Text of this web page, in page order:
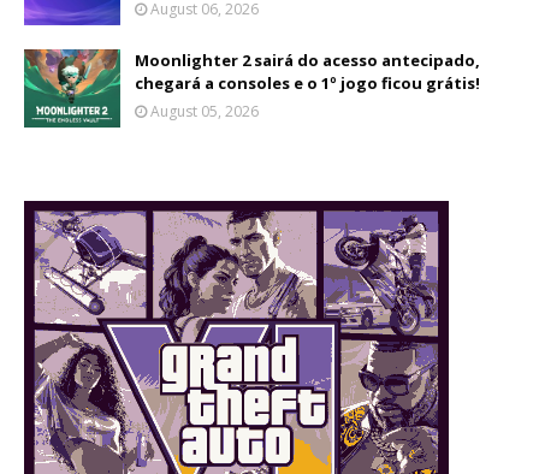
August 06, 2026
Moonlighter 2 sairá do acesso antecipado,
chegará a consoles e o 1º jogo ficou grátis!
August 05, 2026